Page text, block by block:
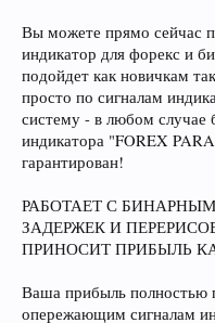
Вы можете прямо сейчас
индикатор для форекс и
подойдет как новичкам
просто по сигналам
систему - в любом случае
индикатора "FOREX
гарантирован!
РАБОТАЕТ С
ЗАДЕРЖЕК И
ПРИНОСИТ ПРИБЫЛЬ
Ваша прибыль полностью
опережающим сигналам